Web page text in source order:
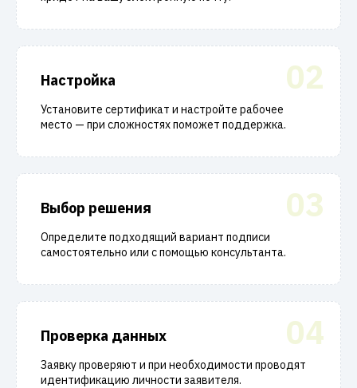
02
Настройка
Установите сертификат и настройте рабочее
место — при сложностях поможет поддержка.
03
Выбор решения
Определите подходящий вариант подписи
самостоятельно или с помощью консультанта.
04
Проверка данных
Заявку проверяют и при необходимости проводят
идентификацию личности заявителя.